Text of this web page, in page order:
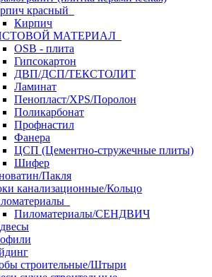
красный
Кирпич
МАТЕРИАЛ
OSB - плита
Гипсокартон
ДВП/ДСП/ТЕКСТОЛИТ
Ламинат
Пенопласт/XPS/Поролон
Поликарбонат
Профнастил
Фанера
ЦСП (Цементно-стружечные плиты)
Шифер
Пакля
канализационные/Кольцо
Пиломатериалы/СЕНДВИЧ
строительные/Штыри